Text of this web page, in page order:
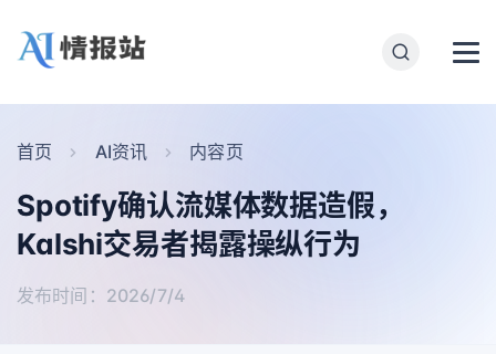
首页 AI资讯 内容页
Spotify确认流媒体数据造假，
Kalshi交易者揭露操纵行为
发布时间：2026/7/4